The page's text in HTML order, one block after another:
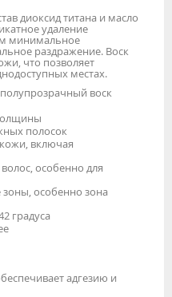
диоксид титана и масло
удаление
минимальное
раздражение. Воск
что позволяет
местах.
воск
полосок
включая
особенно для
особенно зона
градуса
адгезию и